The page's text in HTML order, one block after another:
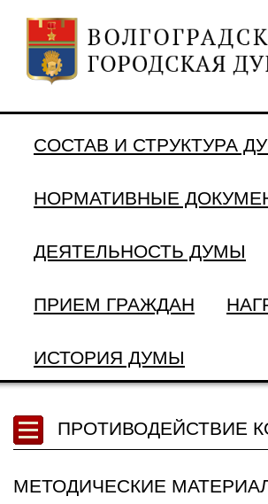
СОСТАВ И СТРУКТУРА
НОРМАТИВНЫЕ
ДЕЯТЕЛЬНОСТЬ ДУМЫ
ПРИЕМ ГРАЖДАН
ИСТОРИЯ ДУМЫ
ПРОТИВОДЕЙСТВИЕ
МЕТОДИЧЕСКИЕ